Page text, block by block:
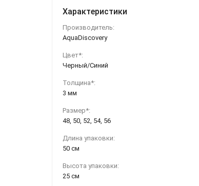
Характеристики
Производитель:
AquaDiscovery
Цвет*:
Черный/Синий
Толщина*:
3 мм
Размер*:
48, 50, 52, 54, 56
Длина упаковки:
50 см
Высота упаковки:
25 см